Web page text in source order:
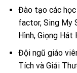
Đào tạo các
factor, Sing My
Hình, Giọng Hát
Đội ngũ giáo
Tích và Giải